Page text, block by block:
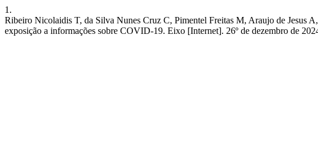
1.
Ribeiro Nicolaidis T, da Silva Nunes Cruz C, Pimentel Freitas M, Araujo de Jesus
exposição a informações sobre COVID-19. Eixo [Internet]. 26º de dezembro de